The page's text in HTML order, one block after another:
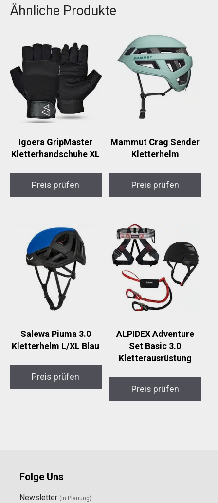
Ähnliche Produkte
Igoera GripMaster
Kletterhandschuhe XL
Preis prüfen
Mammut Crag Sender
Kletterhelm
Preis prüfen
Salewa Piuma 3.0
Kletterhelm L/XL Blau
Preis prüfen
ALPIDEX Adventure
Set Basic 3.0
Kletterausrüstung
Preis prüfen
Folge Uns
Newsletter (in Planung)